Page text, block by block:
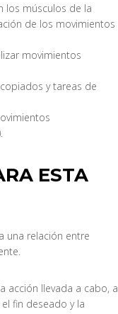
los músculos de la
de los movimientos
movimientos
y tareas de
ESTA
una relación entre
acción llevada a cabo, a
fin deseado y la